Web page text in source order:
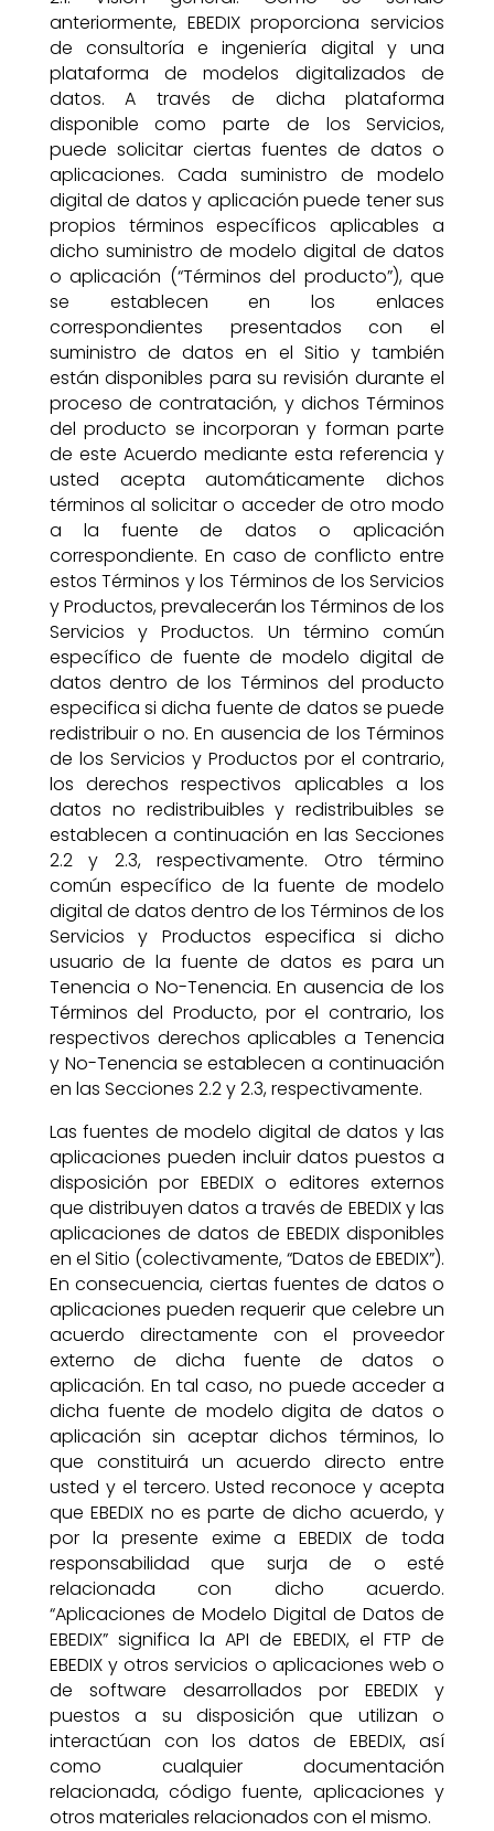
anteriormente, EBEDIX proporciona servicios
de consultoría e ingeniería digital y una
plataforma de modelos digitalizados de
datos. A través de dicha plataforma
disponible como parte de los Servicios,
puede solicitar ciertas fuentes de datos o
aplicaciones. Cada suministro de modelo
digital de datos y aplicación puede tener sus
propios términos específicos aplicables a
dicho suministro de modelo digital de datos
o aplicación (“Términos del producto”), que
se establecen en los enlaces
correspondientes presentados con el
suministro de datos en el Sitio y también
están disponibles para su revisión durante el
proceso de contratación, y dichos Términos
del producto se incorporan y forman parte
de este Acuerdo mediante esta referencia y
usted acepta automáticamente dichos
términos al solicitar o acceder de otro modo
a la fuente de datos o aplicación
correspondiente. En caso de conflicto entre
estos Términos y los Términos de los Servicios
y Productos, prevalecerán los Términos de los
Servicios y Productos. Un término común
específico de fuente de modelo digital de
datos dentro de los Términos del producto
especifica si dicha fuente de datos se puede
redistribuir o no. En ausencia de los Términos
de los Servicios y Productos por el contrario,
los derechos respectivos aplicables a los
datos no redistribuibles y redistribuibles se
establecen a continuación en las Secciones
2.2 y 2.3, respectivamente. Otro término
común específico de la fuente de modelo
digital de datos dentro de los Términos de los
Servicios y Productos especifica si dicho
usuario de la fuente de datos es para un
Tenencia o No-Tenencia. En ausencia de los
Términos del Producto, por el contrario, los
respectivos derechos aplicables a Tenencia
y No-Tenencia se establecen a continuación
en las Secciones 2.2 y 2.3, respectivamente.
Las fuentes de modelo digital de datos y las
aplicaciones pueden incluir datos puestos a
disposición por EBEDIX o editores externos
que distribuyen datos a través de EBEDIX y las
aplicaciones de datos de EBEDIX disponibles
en el Sitio (colectivamente, “Datos de EBEDIX”).
En consecuencia, ciertas fuentes de datos o
aplicaciones pueden requerir que celebre un
acuerdo directamente con el proveedor
externo de dicha fuente de datos o
aplicación. En tal caso, no puede acceder a
dicha fuente de modelo digita de datos o
aplicación sin aceptar dichos términos, lo
que constituirá un acuerdo directo entre
usted y el tercero. Usted reconoce y acepta
que EBEDIX no es parte de dicho acuerdo, y
por la presente exime a EBEDIX de toda
responsabilidad que surja de o esté
relacionada con dicho acuerdo.
“Aplicaciones de Modelo Digital de Datos de
EBEDIX” significa la API de EBEDIX, el FTP de
EBEDIX y otros servicios o aplicaciones web o
de software desarrollados por EBEDIX y
puestos a su disposición que utilizan o
interactúan con los datos de EBEDIX, así
como cualquier documentación
relacionada, código fuente, aplicaciones y
otros materiales relacionados con el mismo.